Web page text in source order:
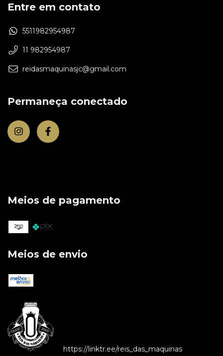
Entre em contato
5511982954987
11 982954987
reidasmaquinasjc@gmail.com
Permaneça conectado
Meios de pagamento
Meios de envio
https://linktr.ee/reis_das_maquinas